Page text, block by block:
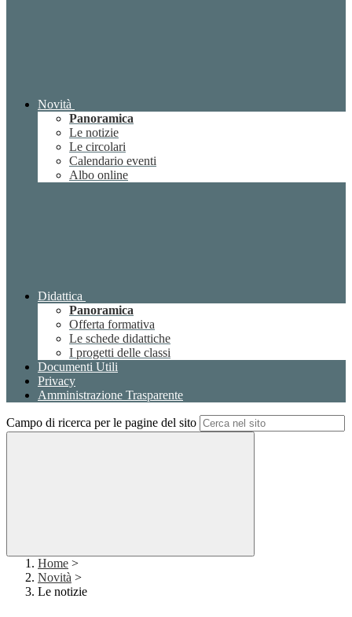
Novità
Panoramica
Le notizie
Le circolari
Calendario eventi
Albo online
Didattica
Panoramica
Offerta formativa
Le schede didattiche
I progetti delle classi
Documenti Utili
Privacy
Amministrazione Trasparente
Campo di ricerca per le pagine del sito
Home >
Novità >
Le notizie